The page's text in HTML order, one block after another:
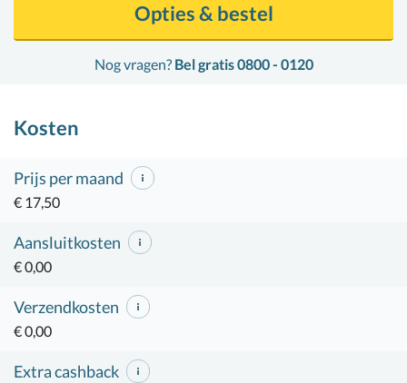
Nog vragen? Bel gratis 0800 - 0120
Opties & bestel
Kosten
Prijs per maand
€ 17,50
Aansluitkosten
€ 0,00
Verzendkosten
€ 0,00
Extra cashback